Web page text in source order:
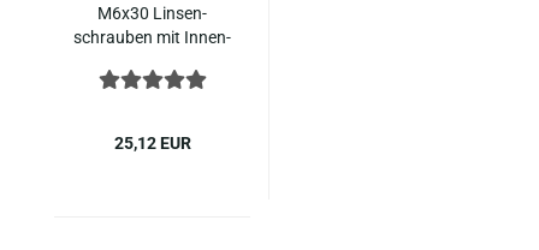
M6x30 Lin­sen­
schrau­ben mit In­nen­
7380-​1
25,12 EUR